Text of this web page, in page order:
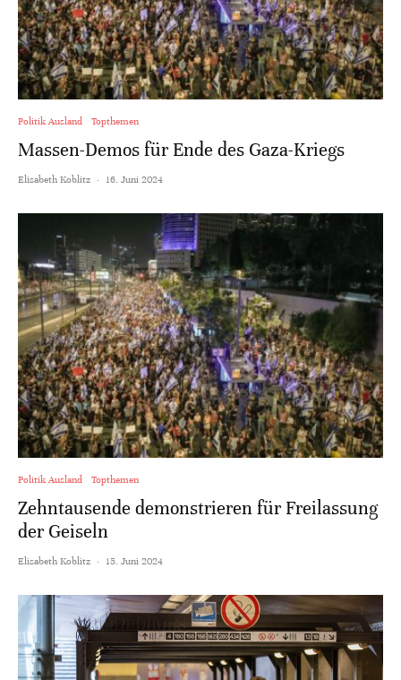
Politik Ausland Topthemen
Massen-Demos für Ende des Gaza-Kriegs
Elisabeth Koblitz · 16. Juni 2024
Politik Ausland Topthemen
Zehntausende demonstrieren für Freilassung
der Geiseln
Elisabeth Koblitz · 15. Juni 2024